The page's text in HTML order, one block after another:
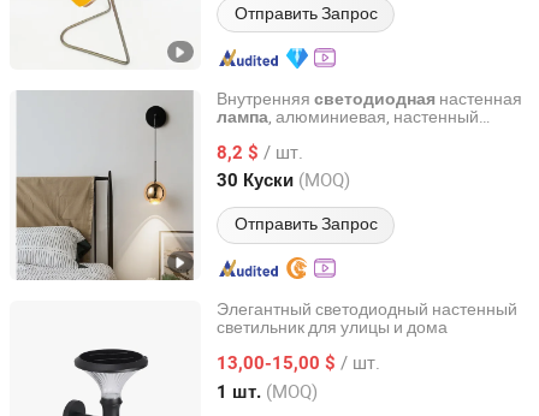
Отправить Запрос
Внутренняя светодиодная настенная
лампа, алюминиевая, настенный
8,2 $ / шт.
30 Куски (MOQ)
Отправить Запрос
Zhongshan Dalun Lighting Co., Ltd.
Guangdong, China с 2026
Элегантный светодиодный настенный
светильник для улицы и дома
13,00-15,00 $ / шт.
1 шт. (MOQ)
Sichuan Laihong Zhixin Lighting Technology Co., Ltd.
Sichuan, China с 2025